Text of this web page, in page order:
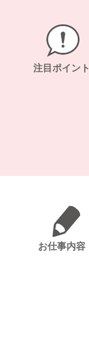
注目ポイント
お仕事内容